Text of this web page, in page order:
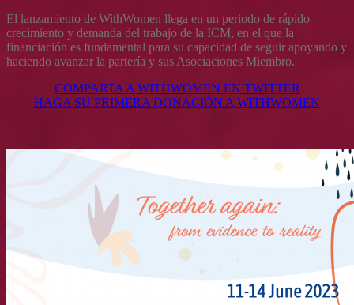
El lanzamiento de WithWomen llega en un periodo de rápido
crecimiento y demanda del trabajo de la ICM, en el que la
financiación es fundamental para su capacidad de seguir apoyando y
haciendo avanzar la partería y sus Asociaciones Miembro.
COMPARTA A WITHWOMEN EN TWITTER
HAGA SU PRIMERA DONACIÓN A WITHWOMEN